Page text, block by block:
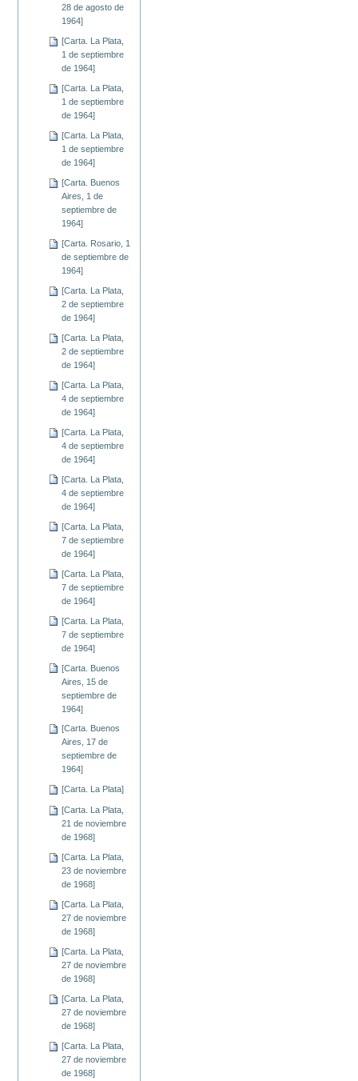
28 de agosto de
1964]
[Carta. La Plata,
1 de septiembre
de 1964]
[Carta. La Plata,
1 de septiembre
de 1964]
[Carta. La Plata,
1 de septiembre
de 1964]
[Carta. Buenos
Aires, 1 de
septiembre de
1964]
[Carta. Rosario, 1
de septiembre de
1964]
[Carta. La Plata,
2 de septiembre
de 1964]
[Carta. La Plata,
2 de septiembre
de 1964]
[Carta. La Plata,
4 de septiembre
de 1964]
[Carta. La Plata,
4 de septiembre
de 1964]
[Carta. La Plata,
4 de septiembre
de 1964]
[Carta. La Plata,
7 de septiembre
de 1964]
[Carta. La Plata,
7 de septiembre
de 1964]
[Carta. La Plata,
7 de septiembre
de 1964]
[Carta. Buenos
Aires, 15 de
septiembre de
1964]
[Carta. Buenos
Aires, 17 de
septiembre de
1964]
[Carta. La Plata]
[Carta. La Plata,
21 de noviembre
de 1968]
[Carta. La Plata,
23 de noviembre
de 1968]
[Carta. La Plata,
27 de noviembre
de 1968]
[Carta. La Plata,
27 de noviembre
de 1968]
[Carta. La Plata,
27 de noviembre
de 1968]
[Carta. La Plata,
27 de noviembre
de 1968]